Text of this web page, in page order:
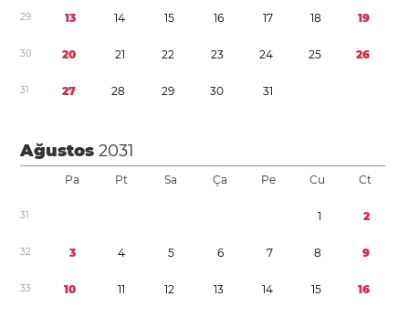
29 13 14 15 16 17 18 19
30 20 21 22 23 24 25 26
31 27 28 29 30 31
Ağustos2031
Pa Pt Sa Ça Pe Cu Ct
31 1 2
32 3 4 5 6 7 8 9
33 10 11 12 13 14 15 16